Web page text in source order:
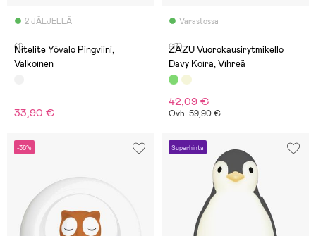
2 JÄLJELLÄ
(1)
Nitelite Yövalo Pingviini,
Valkoinen
33,90 €
Varastossa
(17)
ZAZU Vuorokausirytmikello
Davy Koira, Vihreä
42,09 €
Ovh: 59,90 €
-38% Superhinta